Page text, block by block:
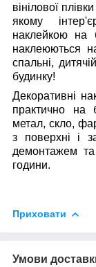
вінілової
якому
наклейкою на
наклеюються
спальні,
будинку!
Декоративні
практично на
метал, скло,
з поверхні і
демонтажем
години.
Приховати
Умови